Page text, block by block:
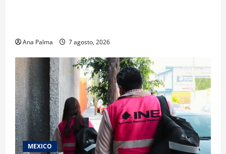
Ana Palma 7 agosto, 2026
MEXICO